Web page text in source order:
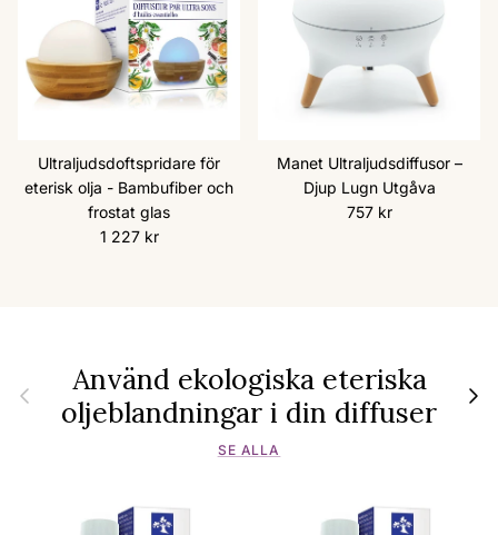
Ultraljudsdoftspridare för
eterisk olja - Bambufiber och
frostat glas
Ordinarie pris
1 227 kr
Manet Ultraljudsdiffusor –
Djup Lugn Utgåva
Ordinarie pris
757 kr
FöregåendeAnvänd ekologiska eteriska
oljeblandningar i din diffuser
Nästa
SE ALLA